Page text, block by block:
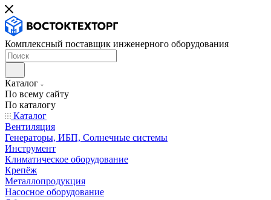
Комплексный поставщик инженерного оборудования
Каталог
По всему сайту
По каталогу
Каталог
Вентиляция
Генераторы, ИБП, Солнечные системы
Инструмент
Климатическое оборудование
Крепёж
Металлопродукция
Насосное оборудование